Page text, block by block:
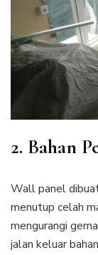
2. Bahan
Wall panel
menutup celah
mengurangi
jalan keluar bahan